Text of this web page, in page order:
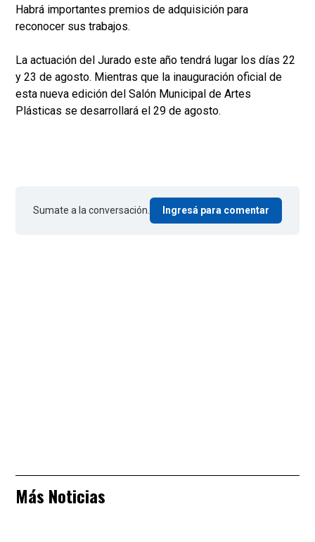
Habrá importantes premios de adquisición para
reconocer sus trabajos.
La actuación del Jurado este año tendrá lugar los días 22
y 23 de agosto. Mientras que la inauguración oficial de
esta nueva edición del Salón Municipal de Artes
Plásticas se desarrollará el 29 de agosto.
Sumate a la conversación. Ingresá para comentar
Más Noticias